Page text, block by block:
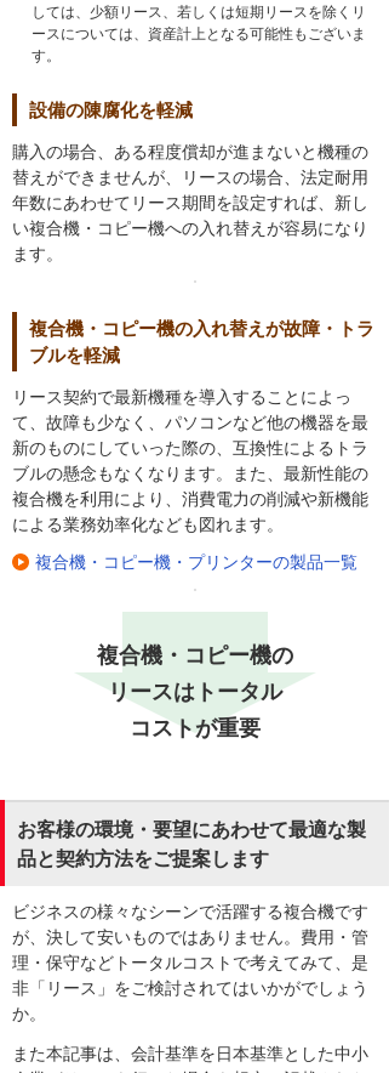
しては、少額リース、若しくは短期リースを除くリ
ースについては、資産計上となる可能性もございま
す。
設備の陳腐化を軽減
購入の場合、ある程度償却が進まないと機種の
替えができませんが、リースの場合、法定耐用
年数にあわせてリース期間を設定すれば、新し
い複合機・コピー機への入れ替えが容易になり
ます。
複合機・コピー機の入れ替えが故障・トラ
ブルを軽減
リース契約で最新機種を導入することによっ
て、故障も少なく、パソコンなど他の機器を最
新のものにしていった際の、互換性によるトラ
ブルの懸念もなくなります。また、最新性能の
複合機を利用により、消費電力の削減や新機能
による業務効率化なども図れます。
複合機・コピー機・プリンターの製品一覧
複合機・コピー機の
リースはトータル
コストが重要
お客様の環境・要望にあわせて最適な製
品と契約方法をご提案します
ビジネスの様々なシーンで活躍する複合機です
が、決して安いものではありません。費用・管
理・保守などトータルコストで考えてみて、是
非「リース」をご検討されてはいかがでしょう
か。
また本記事は、会計基準を日本基準とした中小